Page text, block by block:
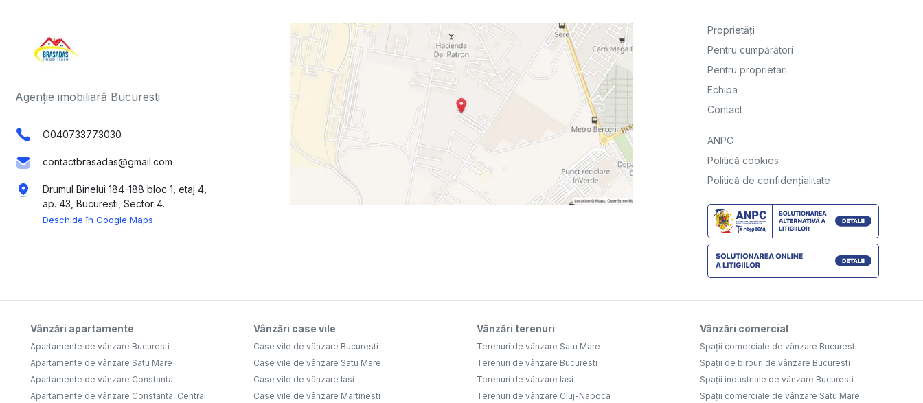
Agenție imobiliară Bucuresti
O040733773030
contactbrasadas@gmail.com
Drumul Binelui 184-188 bloc 1, etaj 4,
ap. 43, București, Sector 4.
Deschide în Google Maps
Proprietăți
Pentru cumpărători
Pentru proprietari
Echipa
Contact
ANPC
Politică cookies
Politică de confidențialitate
Vânzări apartamente
Apartamente de vânzare Bucuresti
Apartamente de vânzare Satu Mare
Apartamente de vânzare Constanta
Apartamente de vânzare Constanta, Central
Vânzări case vile
Case vile de vânzare Bucuresti
Case vile de vânzare Satu Mare
Case vile de vânzare Iasi
Case vile de vânzare Martinesti
Vânzări terenuri
Terenuri de vânzare Satu Mare
Terenuri de vânzare Bucuresti
Terenuri de vânzare Iasi
Terenuri de vânzare Cluj-Napoca
Vânzări comercial
Spații comerciale de vânzare Bucuresti
Spații de birouri de vânzare Bucuresti
Spații industriale de vânzare Bucuresti
Spații comerciale de vânzare Satu Mare